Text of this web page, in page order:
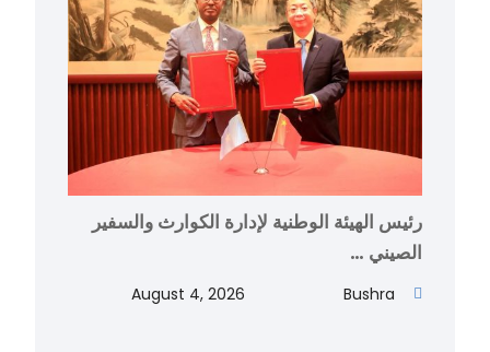
رئيس الهيئة الوطنية لإدارة الكوارث والسفير
الصيني …
Bushra
August 4, 2026